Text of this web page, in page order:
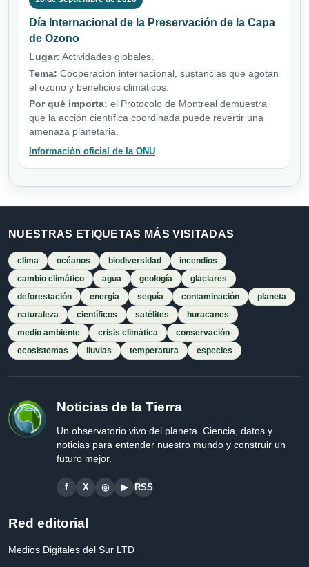
Día Internacional de la Preservación de la Capa
de Ozono
Lugar: Actividades globales.
Tema: Cooperación internacional, sustancias que agotan
el ozono y beneficios climáticos.
Por qué importa: el Protocolo de Montreal demuestra
que la acción científica coordinada puede revertir una
amenaza planetaria.
Información oficial de la ONU
NUESTRAS ETIQUETAS MÁS VISITADAS
clima océanos biodiversidad
incendios
cambio climático
agua geología
glaciares
deforestación
energía sequía contaminación
planeta
naturaleza
científicos satélites
huracanes
medio ambiente
crisis climática
conservación
ecosistemas
lluvias temperatura especies
Noticias de la Tierra
Un observatorio vivo del planeta. Ciencia, datos y
noticias para entender nuestro mundo y construir un
futuro mejor.
f X ◎ ▶ RSS
Red editorial
Medios Digitales del Sur LTD